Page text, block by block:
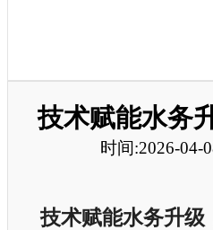
技术赋能水务
时间:2026-04-
技术赋能水务升级